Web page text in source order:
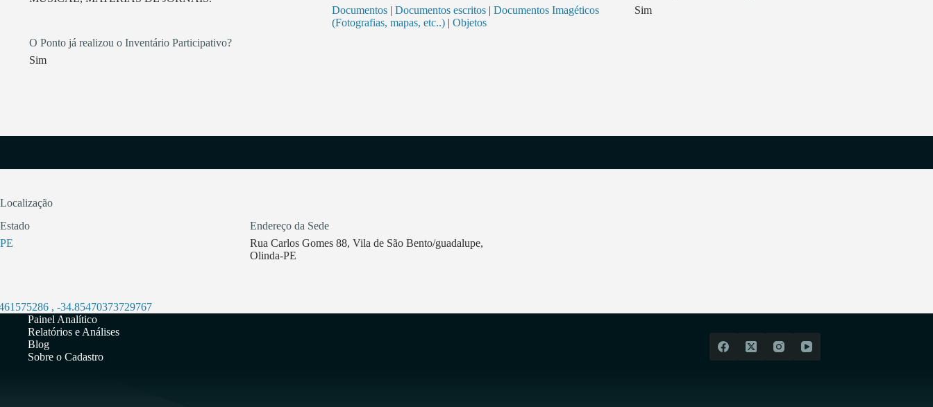
O Ponto já realizou o Inventário Participativo?
Sim
Documentos| Documentos escritos| Documentos Imagéticos
(Fotografias, mapas, etc..)| Objetos
Sim
Localização
Estado
PE
Endereço da Sede
Rua Carlos Gomes 88, Vila de São Bento/guadalupe,
Olinda-PE
, -34.85470373729767
Painel Analítico
Relatórios e Análises
Blog
Sobre o Cadastro